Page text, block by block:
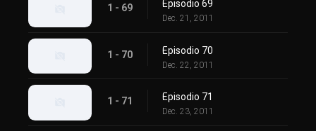
1 - 69 Episodio 69
Dec. 21, 2011
1 - 70 Episodio 70
Dec. 22, 2011
1 - 71 Episodio 71
Dec. 23, 2011